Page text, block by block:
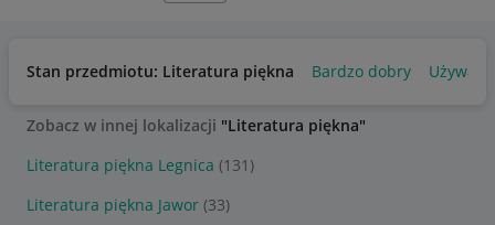
Stan przedmiotu: Literatura piękna Bardzo dobry Używany
Zobacz w innej lokalizacji "Literatura piękna"
Literatura piękna Legnica (131)
Literatura piękna Jawor (33)